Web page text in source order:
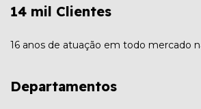
14 mil Clientes
16 anos de atuação em todo mercado
Departamentos